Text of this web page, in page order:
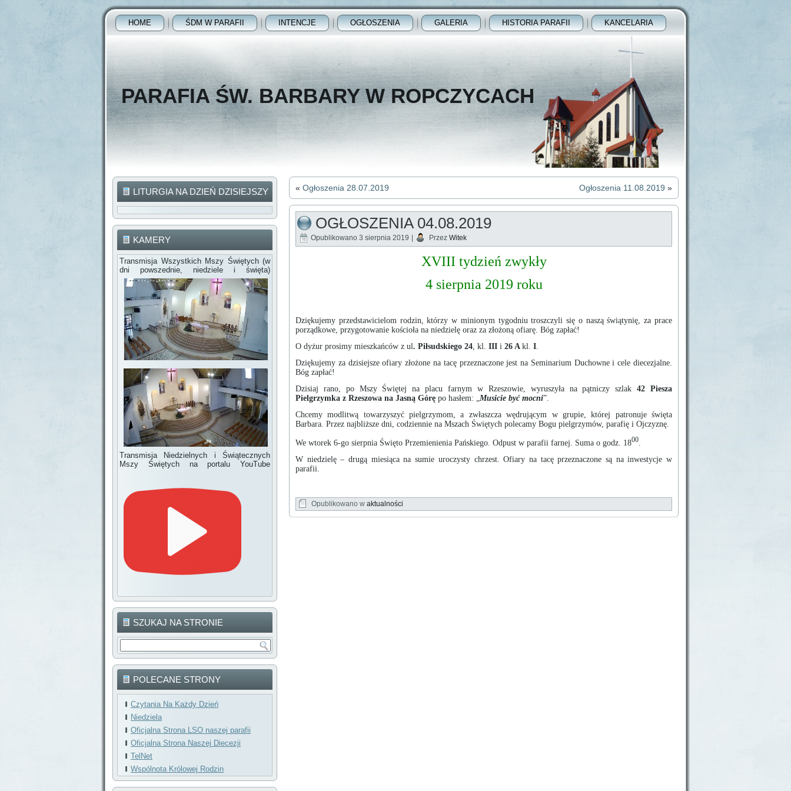
HOME ŚDM W PARAFII INTENCJE OGŁOSZENIA GALERIA HISTORIA PARAFII KANCELARIA
PARAFIA ŚW. BARBARY W ROPCZYCACH
LITURGIA NA DZIEŃ DZISIEJSZY
KAMERY
Transmisja Wszystkich Mszy Świętych (w
dni powszednie, niedziele i święta)
Transmisja Niedzielnych i Świątecznych
Mszy Świętych na portalu YouTube
SZUKAJ NA STRONIE
POLECANE STRONY
Czytania Na Każdy Dzień
Niedziela
Oficjalna Strona LSO naszej parafii
Oficjalna Strona Naszej Diecezji
TelNet
Wspólnota Królowej Rodzin
« Ogłoszenia 28.07.2019 Ogłoszenia 11.08.2019 »
OGŁOSZENIA 04.08.2019
Opublikowano 3 sierpnia 2019 Przez Witek
XVIII tydzień zwykły
4 sierpnia 2019 roku
Dziękujemy przedstawicielom rodzin, którzy w minionym tygodniu troszczyli się o naszą świątynię, za prace
porządkowe, przygotowanie kościoła na niedzielę oraz za złożoną ofiarę. Bóg zapłać!
O dyżur prosimy mieszkańców z ul. Piłsudskiego 24, kl. III i 26 A kl. I.
Dziękujemy za dzisiejsze ofiary złożone na tacę przeznaczone jest na Seminarium Duchowne i cele diecezjalne.
Bóg zapłać!
Dzisiaj rano, po Mszy Świętej na placu farnym w Rzeszowie, wyruszyła na pątniczy szlak42 Piesza
Pielgrzymka z Rzeszowa na Jasną Górę po hasłem: „Musicie być mocni”.
Chcemy modlitwą towarzyszyć pielgrzymom, a zwłaszcza wędrującym w grupie, której patronuje święta
Barbara. Przez najbliższe dni, codziennie na Mszach Świętych polecamy Bogu pielgrzymów, parafię i Ojczyznę.
We wtorek 6-go sierpnia Święto Przemienienia Pańskiego. Odpust w parafii farnej. Suma o godz. 1800
W niedzielę – drugą miesiąca na sumie uroczysty chrzest. Ofiary na tacę przeznaczone są na inwestycje w
parafii.
Opublikowano w aktualności